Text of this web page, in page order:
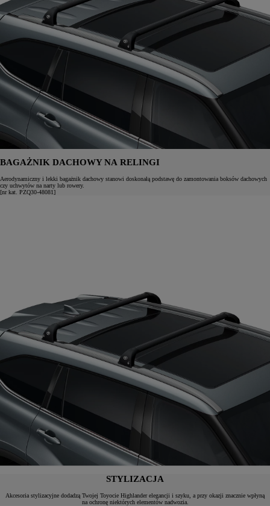
BAGAŻNIK DACHOWY NA RELINGI
Aerodynamiczny i lekki bagażnik dachowy stanowi doskonałą podstawę do zamontowania boksów dachowych
czy uchwytów na narty lub rowery.
[nr kat. PZQ30-48081]
STYLIZACJA
Akcesoria stylizacyjne dodadzą Twojej Toyocie Highlander elegancji i szyku, a przy okazji znacznie wpłyną
na ochronę niektórych elementów nadwozia.